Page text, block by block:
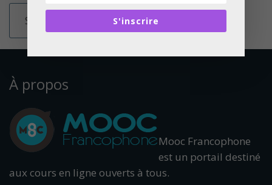
À propos
Mooc Francophone
est un portail destiné
aux cours en ligne ouverts à tous.
S'inscrire